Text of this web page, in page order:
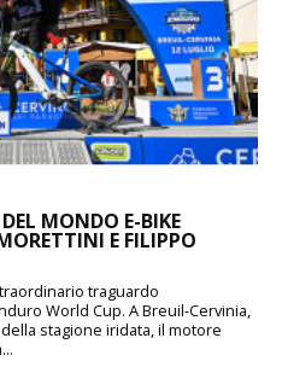
MONDO E-BIKE
E FILIPPO
traguardo
World Cup. A Breuil-Cervinia,
stagione iridata, il motore